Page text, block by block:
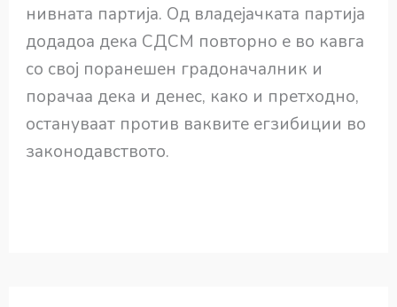
нивната партија. Од владејачката партија
додадоа дека СДСМ повторно е во кавга
со свој поранешен градоначалник и
порачаа дека и денес, како и претходно,
остануваат против ваквите егзибиции во
законодавството.